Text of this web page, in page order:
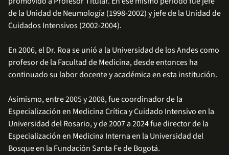
de la Unidad de Neumología (1998-2002) y jefe de la Unidad de
Cuidados Intensivos (2002-2004).
En 2006, el Dr. Roa se unió a la Universidad de los Andes como
profesor de la Facultad de Medicina, desde entonces ha
continuado su labor docente y académica en esta institución.
Asimismo, entre 2005 y 2008, fue coordinador de la
Especialización en Medicina Crítica y Cuidado Intensivo en la
Universidad del Rosario, y de 2007 a 2024 fue director de la
Especialización en Medicina Interna en la Universidad del
Bosque en la Fundación Santa Fe de Bogotá.